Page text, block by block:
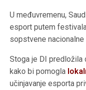
U međuvremenu,
esport putem
sopstvene
Stoga je DI predložila
kako bi pomogla
učinjavanje esporta